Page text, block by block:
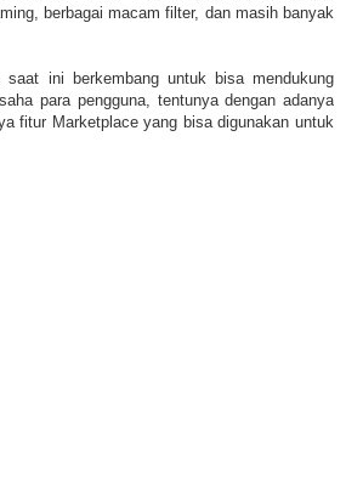
berbagai macam filter, dan masih banyak
saat ini berkembang untuk bisa mendukung
para pengguna, tentunya dengan adanya
fitur Marketplace yang bisa digunakan untuk